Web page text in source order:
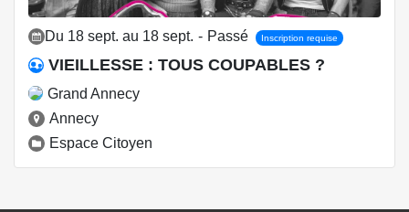
Du 18 sept. au 18 sept. - Passé Inscription requise
VIEILLESSE : TOUS COUPABLES ?
Grand Annecy
Annecy
Espace Citoyen